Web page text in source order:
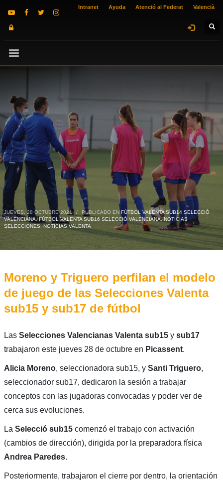
Intranet Ayuda Atenció al Federat Valencià
JUEVES, 28 OCTUBRE 2021 / PUBLICADO ENFÚTBOL VALENTA SUB14 SELECCIÓ
VALENCIANA,FÚTBOL VALENTA SUB16 SELECCIÓ VALENCIANA, NOTICIAS
SELECCIONES,NOTICIAS VALENTA
Moreno y Triguero perfilan el modelo
de juego de las Selecciones Valenta
sub15 y sub17 de fútbol
Las Selecciones Valencianas Valenta sub15y sub17
trabajaron este jueves 28 de octubre en Picassent.
Alicia Moreno, seleccionadora sub15, y Santi Triguero,
seleccionador sub17, dedicaron la sesión a trabajar
conceptos con las jugadoras convocadas y poder ver de
cerca sus evoluciones.
La Selecció sub15comenzó el trabajo con activación
(cambios de dirección), dirigida por la preparadora física
Andrea Paredes.
Posteriormente, trabajaron el cierre por dentro, la orientación